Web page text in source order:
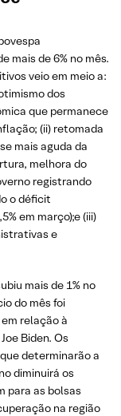
mais de 6% no mês.
veio em meio a:
dos
que permanece
(ii) retomada
mais aguda da
melhora do
registrando
o déficit
em março);e (iii)
e
mais de 1% no
do mês foi
relação à
Biden. Os
determinarão a
diminuirá os
para as bolsas
na região